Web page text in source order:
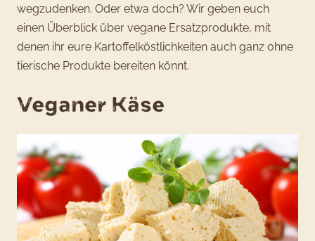
wegzudenken. Oder etwa doch? Wir geben euch
einen Überblick über vegane Ersatzprodukte, mit
denen ihr eure Kartoffelköstlichkeiten auch ganz ohne
tierische Produkte bereiten könnt.
Veganer Käse